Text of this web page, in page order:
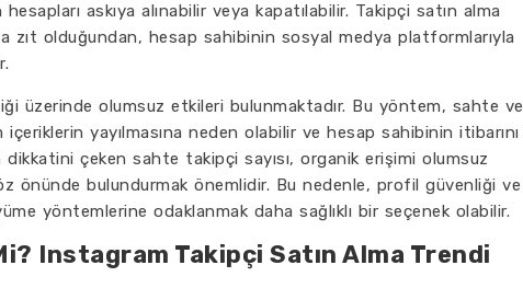
hesapları askıya alınabilir veya kapatılabilir. Takipçi satın alma
zıt olduğundan, hesap sahibinin sosyal medya platformlarıyla
üzerinde olumsuz etkileri bulunmaktadır. Bu yöntem, sahte ve
yayılmasına neden olabilir ve hesap sahibinin itibarını
dikkatini çeken sahte takipçi sayısı, organik erişimi olumsuz
önünde bulundurmak önemlidir. Bu nedenle, profil güvenliği ve
yöntemlerine odaklanmak daha sağlıklı bir seçenek olabilir.
Instagram Takipçi Satın Alma Trendi